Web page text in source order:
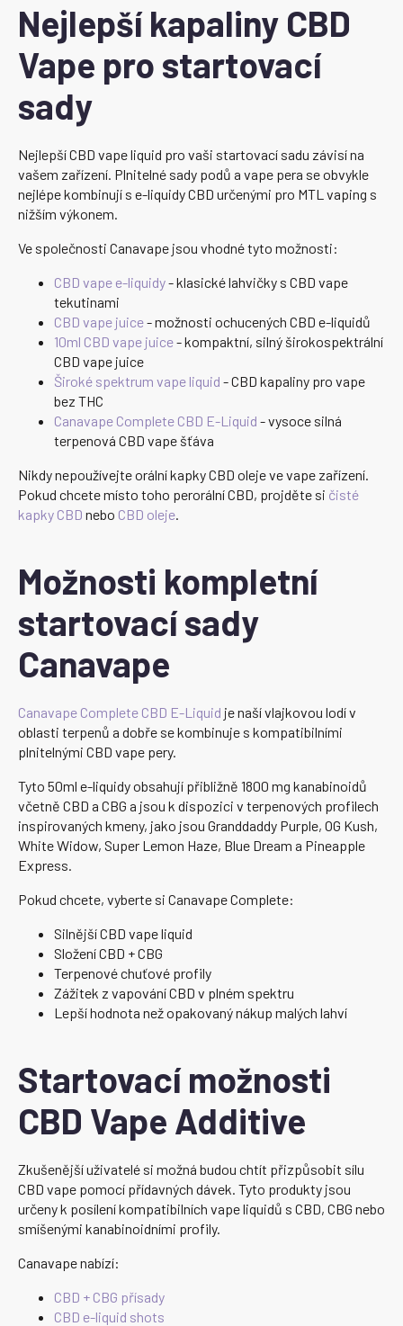
Nejlepší kapaliny CBD
Vape pro startovací
sady
Nejlepší CBD vape liquid pro vaši startovací sadu závisí na
vašem zařízení. Plnitelné sady podů a vape pera se obvykle
nejlépe kombinují s e-liquidy CBD určenými pro MTL vaping s
nižším výkonem.
Ve společnosti Canavape jsou vhodné tyto možnosti:
CBD vape e-liquidy- klasické lahvičky s CBD vape
tekutinami
CBD vape juice- možnosti ochucených CBD e-liquidů
10ml CBD vape juice- kompaktní, silný širokospektrální
CBD vape juice
Široké spektrum vape liquid - CBD kapaliny pro vape
bez THC
Canavape Complete CBD E-Liquid - vysoce silná
terpenová CBD vape šťáva
Nikdy nepoužívejte orální kapky CBD oleje ve vape zařízení.
Pokud chcete místo toho perorální CBD, projděte si čisté
kapky CBD nebo CBD oleje
Možnosti kompletní
startovací sady
Canavape
Canavape Complete CBD E-Liquid je naší vlajkovou lodí v
oblasti terpenů a dobře se kombinuje s kompatibilními
plnitelnými CBD vape pery.
Tyto 50ml e-liquidy obsahují přibližně 1800 mg kanabinoidů
včetně CBD a CBG a jsou k dispozici v terpenových profilech
inspirovaných kmeny, jako jsou Granddaddy Purple, OG Kush,
White Widow, Super Lemon Haze, Blue Dream a Pineapple
Express.
Pokud chcete, vyberte si Canavape Complete:
Silnější CBD vape liquid
Složení CBD + CBG
Terpenové chuťové profily
Zážitek z vapování CBD v plném spektru
Lepší hodnota než opakovaný nákup malých lahví
Startovací možnosti
CBD Vape Additive
Zkušenější uživatelé si možná budou chtít přizpůsobit sílu
CBD vape pomocí přídavných dávek. Tyto produkty jsou
určeny k posílení kompatibilních vape liquidů s CBD, CBG nebo
smíšenými kanabinoidními profily.
Canavape nabízí:
CBD + CBG přísady
CBD e-liquid shots